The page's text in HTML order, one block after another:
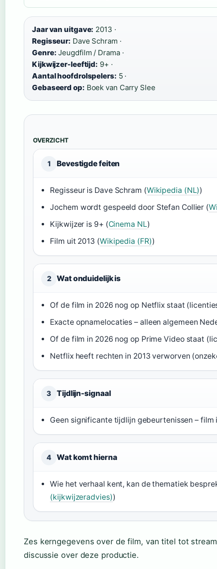
Jaar van uitgave: 2013 ·
Regisseur: Dave Schram ·
Genre: Jeugdfilm / Drama ·
Kijkwijzer-leeftijd: 9+ ·
Aantal hoofdrolspelers: 5 ·
Gebaseerd op: Boek van Carry Slee
OVERZICHT
1 Bevestigde feiten
Regisseur is Dave Schram (Wikipedia (NL))
Jochem wordt gespeeld door Stefan Collier (
Kijkwijzer is 9+ (Cinema NL)
Film uit 2013 (Wikipedia (FR))
2 Wat onduidelijk is
Of de film in 2026 nog op Netflix staat
Exacte opnamelocaties – alleen algemeen
Of de film in 2026 nog op Prime Video staat
Netflix heeft rechten in 2013 verworven
3 Tijdlijn-signaal
Geen significante tijdlijn gebeurtenissen –
4 Wat komt hierna
Wie het verhaal kent, kan de thematiek
(kijkwijzeradvies))
Zes kerngegevens over de film, van titel tot
discussie over deze productie.